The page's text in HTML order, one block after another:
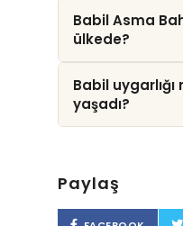
Babil Asma
ülkede?
Babil
yaşadı?
Paylaş